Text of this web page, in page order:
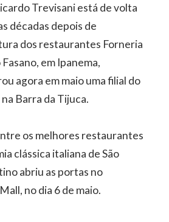
Trevisani está de volta
décadas depois de
dos restaurantes Forneria
em Ipanema,
agora em maio uma filial do
Barra da Tijuca.
os melhores restaurantes
clássica italiana de São
abriu as portas no
no dia 6 de maio.